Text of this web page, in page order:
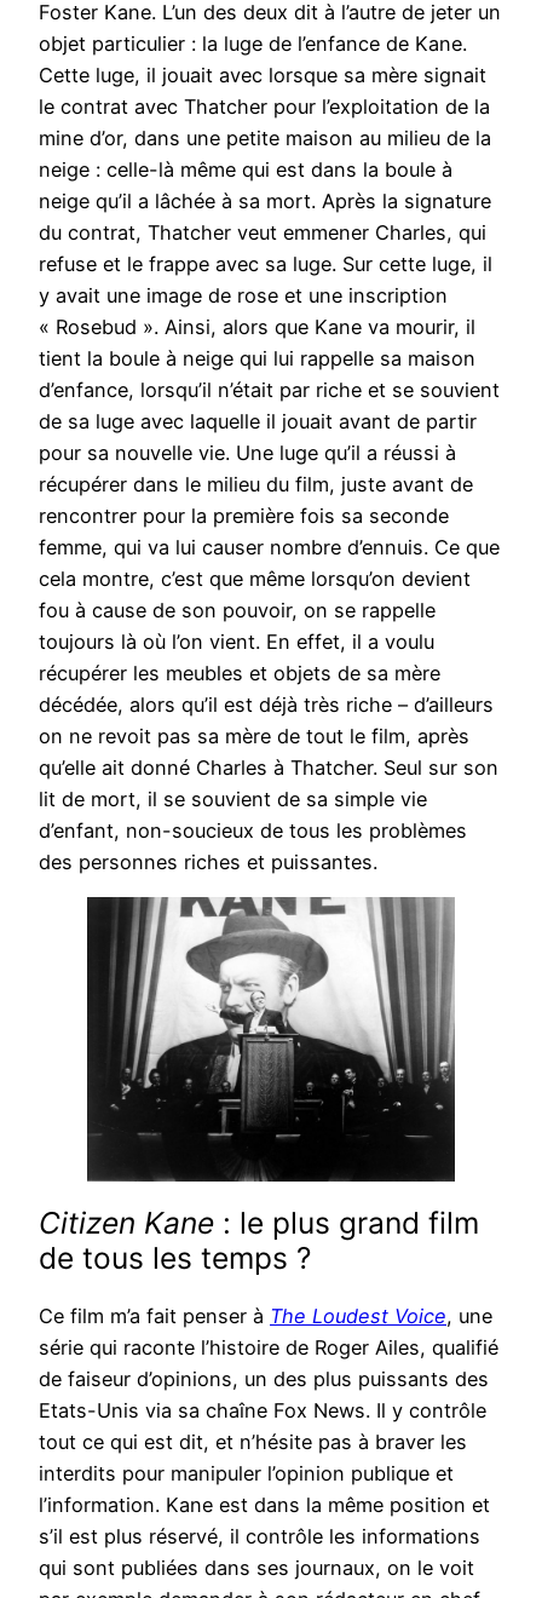
Foster Kane. L’un des deux dit à l’autre de jeter un
objet particulier : la luge de l’enfance de Kane.
Cette luge, il jouait avec lorsque sa mère signait
le contrat avec Thatcher pour l’exploitation de la
mine d’or, dans une petite maison au milieu de la
neige : celle-là même qui est dans la boule à
neige qu’il a lâchée à sa mort. Après la signature
du contrat, Thatcher veut emmener Charles, qui
refuse et le frappe avec sa luge. Sur cette luge, il
y avait une image de rose et une inscription
« Rosebud ». Ainsi, alors que Kane va mourir, il
tient la boule à neige qui lui rappelle sa maison
d’enfance, lorsqu’il n’était par riche et se souvient
de sa luge avec laquelle il jouait avant de partir
pour sa nouvelle vie. Une luge qu’il a réussi à
récupérer dans le milieu du film, juste avant de
rencontrer pour la première fois sa seconde
femme, qui va lui causer nombre d’ennuis. Ce que
cela montre, c’est que même lorsqu’on devient
fou à cause de son pouvoir, on se rappelle
toujours là où l’on vient. En effet, il a voulu
récupérer les meubles et objets de sa mère
décédée, alors qu’il est déjà très riche – d’ailleurs
on ne revoit pas sa mère de tout le film, après
qu’elle ait donné Charles à Thatcher. Seul sur son
lit de mort, il se souvient de sa simple vie
d’enfant, non-soucieux de tous les problèmes
des personnes riches et puissantes.
Citizen Kane : le plus grand film
de tous les temps ?
Ce film m’a fait penser à The Loudest Voice, une
série qui raconte l’histoire de Roger Ailes, qualifié
de faiseur d’opinions, un des plus puissants des
Etats-Unis via sa chaîne Fox News. Il y contrôle
tout ce qui est dit, et n’hésite pas à braver les
interdits pour manipuler l’opinion publique et
l’information. Kane est dans la même position et
s’il est plus réservé, il contrôle les informations
qui sont publiées dans ses journaux, on le voit